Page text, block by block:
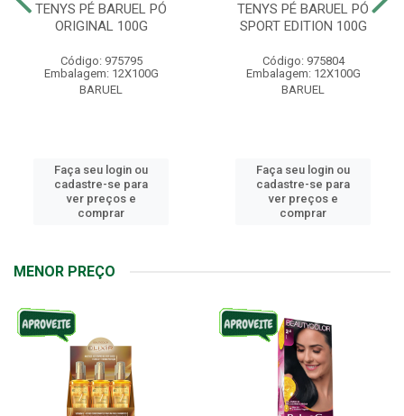
TENYS PÉ BARUEL PÓ
ORIGINAL 100G
Código: 975795
Embalagem: 12X100G
BARUEL
Faça seu login ou
cadastre-se para
ver preços e
comprar
TENYS PÉ BARUEL PÓ
SPORT EDITION 100G
Código: 975804
Embalagem: 12X100G
BARUEL
Faça seu login ou
cadastre-se para
ver preços e
comprar
MENOR PREÇO